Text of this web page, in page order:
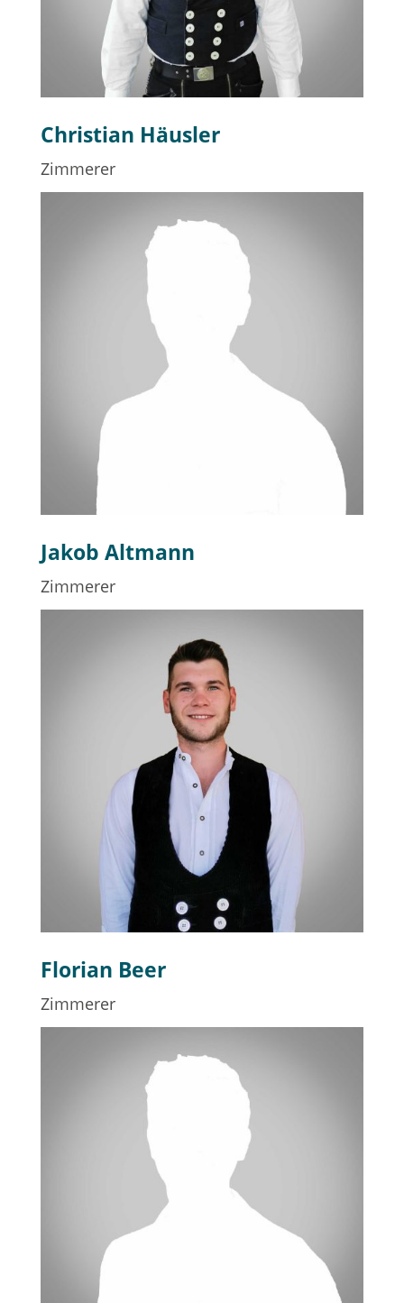
Christian Häusler
Zimmerer
Jakob Altmann
Zimmerer
Florian Beer
Zimmerer